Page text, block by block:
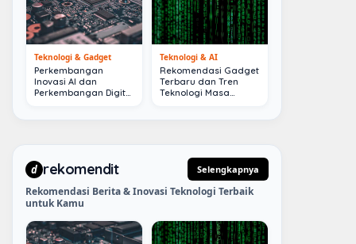
Teknologi & Gadget
Perkembangan
Inovasi AI dan
Perkembangan Digital
Teknologi & AI
Rekomendasi Gadget
Terbaru dan Tren
Teknologi Masa
d rekomendit Selengkapnya
Rekomendasi Berita & Inovasi Teknologi Terbaik
untuk Kamu